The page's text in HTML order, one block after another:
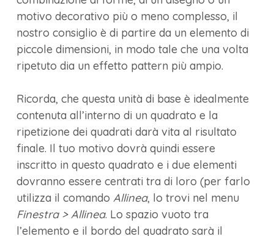
motivo decorativo più o meno complesso, il
nostro consiglio è di partire da un elemento di
piccole dimensioni, in modo tale che una volta
ripetuto dia un effetto pattern più ampio.
Ricorda, che questa unità di base è idealmente
contenuta all’interno di un quadrato e la
ripetizione dei quadrati darà vita al risultato
finale. Il tuo motivo dovrà quindi essere
inscritto in questo quadrato e i due elementi
dovranno essere centrati tra di loro (per farlo
utilizza il comando Allinea, lo trovi nel menu
Finestra > Allinea. Lo spazio vuoto tra
l’elemento e il bordo del quadrato sarà il